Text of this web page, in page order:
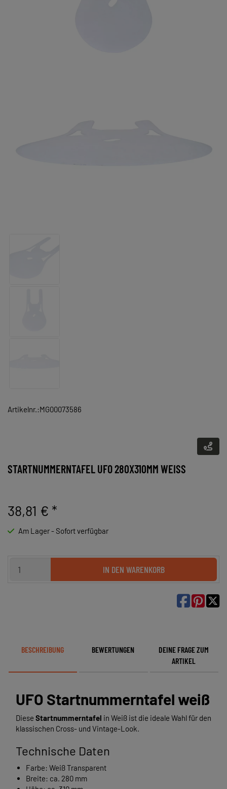
Artikelnr.:MG00073586
STARTNUMMERNTAFEL UFO 280X310MM WEISS
38,81 € *
Am Lager - Sofort verfügbar
IN DEN WARENKORB

BESCHREIBUNG BEWERTUNGEN
DEINE FRAGE ZUM
ARTIKEL
UFO Startnummerntafel weiß
Diese Startnummerntafel in Weiß ist die ideale Wahl für den
klassischen Cross- und Vintage-Look.
Technische Daten
Farbe: Weiß Transparent
Breite: ca. 280 mm